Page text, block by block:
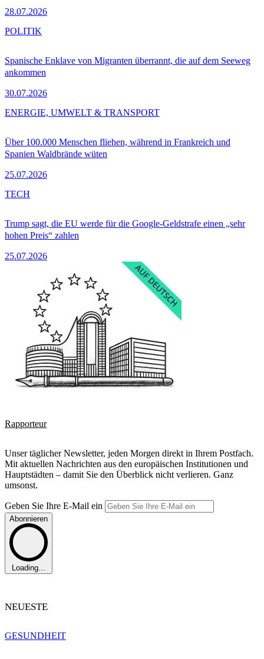
28.07.2026
Spanische Enklave von Migranten überrannt, die auf dem Seeweg
ankommen
30.07.2026
POLITIK
Über 100.000 Menschen fliehen, während in Frankreich und
Spanien Waldbrände wüten
25.07.2026
ENERGIE, UMWELT & TRANSPORT
Trump sagt, die EU werde für die Google-Geldstrafe einen „sehr
hohen Preis“ zahlen
25.07.2026
TECH
Rapporteur
Unser täglicher Newsletter, jeden Morgen direkt in Ihrem Postfach.
Mit aktuellen Nachrichten aus den europäischen Institutionen und
Hauptstädten – damit Sie den Überblick nicht verlieren. Ganz
umsonst.
Geben Sie Ihre E-Mail ein
Abonnieren
Loading...
NEUESTE
GESUNDHEIT